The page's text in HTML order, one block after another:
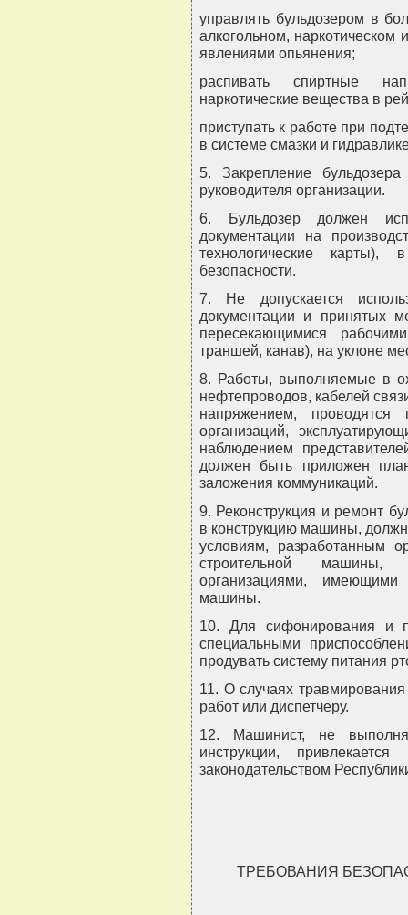
управлять бульдозером в
алкогольном, наркотическом
явлениями опьянения;
распивать спиртные
наркотические вещества в
приступать к работе при
в системе смазки и
5. Закрепление
руководителя организации.
6. Бульдозер должен
документации на
технологические
безопасности.
7. Не допускается
документации и принятых
пересекающимися
траншей, канав), на уклоне
8. Работы, выполняемые в
нефтепроводов, кабелей
напряжением,
организаций,
наблюдением
должен быть приложен
заложения коммуникаций.
9. Реконструкция и ремонт
в конструкцию машины,
условиям, разработанным
строительной машины,
организациями,
машины.
10. Для сифонирования и
специальными
продувать систему питания
11. О случаях
работ или диспетчеру.
12. Машинист, не
инструкции,
законодательством
ТРЕБОВАНИЯ